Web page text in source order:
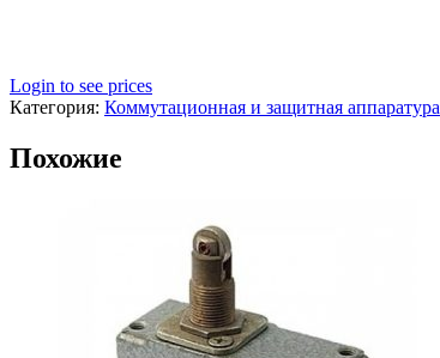
Login to see prices
Категория: Коммутационная и защитная аппаратура
Похожие